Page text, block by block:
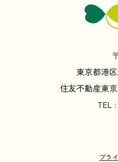
東京都港区
住友不動産東京
TEL
プラ